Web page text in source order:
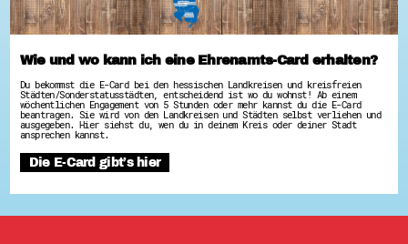
Wie und wo kann ich eine Ehrenamts-Card erhalten?
Du bekommst die E-Card bei den hessischen Landkreisen und kreisfreien
Städten/Sonderstatusstädten, entscheidend ist wo du wohnst! Ab einem
wöchentlichen Engagement von 5 Stunden oder mehr kannst du die E-Card
beantragen. Sie wird von den Landkreisen und Städten selbst verliehen und
ausgegeben. Hier siehst du, wen du in deinem Kreis oder deiner Stadt
ansprechen kannst.
Die E-Card gibt’s hier